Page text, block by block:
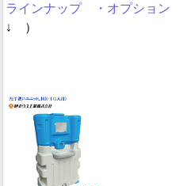
ラインナップ ・オプション
↓ ）